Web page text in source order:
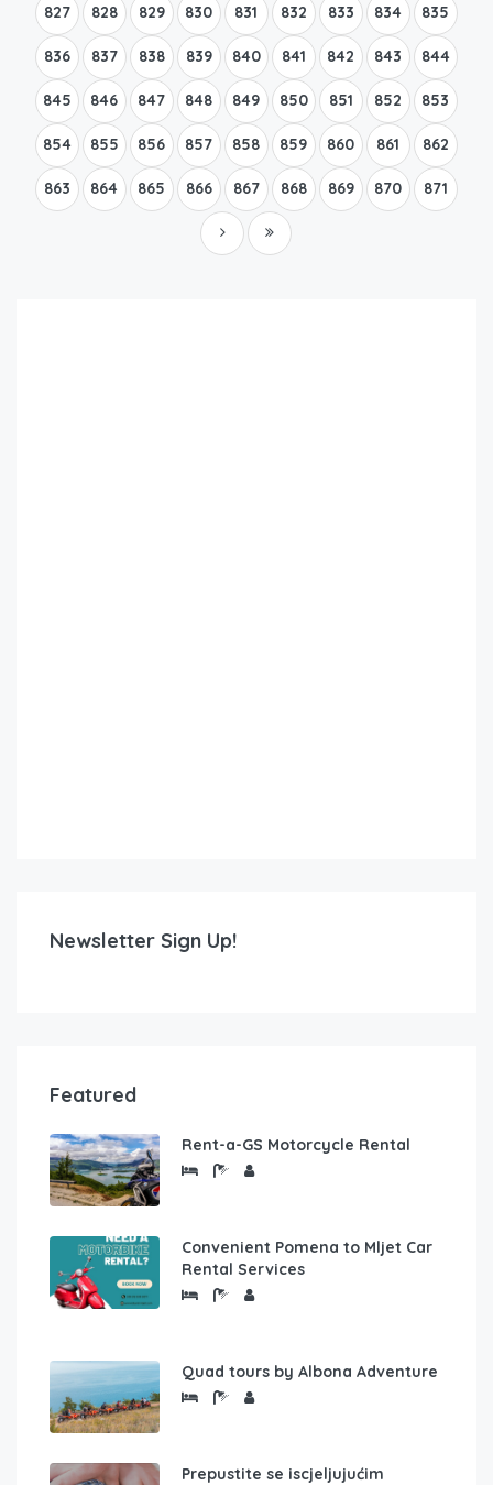
827 828 829 830 831 832 833 834 835
836 837 838 839 840 841 842 843 844
845 846 847 848 849 850 851 852 853
854 855 856 857 858 859 860 861 862
863 864 865 866 867 868 869 870 871
Newsletter Sign Up!
Featured
Rent-a-GS Motorcycle Rental
Convenient Pomena to Mljet Car
Rental Services
Quad tours by Albona Adventure
Prepustite se iscjeljujućim